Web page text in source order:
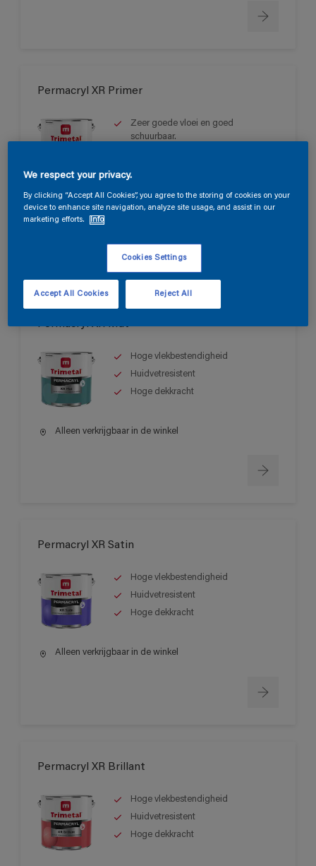
Permacryl XR Primer
Zeer goede vloei en goed
schuurbaar.
Sneldrogend met een goede
Alleen verkrijgbaar in de winkel
Permacryl XR Mat
Hoge vlekbestendigheid
Huidvetresistent
Hoge dekkracht
Alleen verkrijgbaar in de winkel
Permacryl XR Satin
Hoge vlekbestendigheid
Huidvetresistent
Hoge dekkracht
Alleen verkrijgbaar in de winkel
Permacryl XR Brillant
Hoge vlekbestendigheid
Huidvetresistent
Hoge dekkracht
We respect your privacy.
By clicking “Accept All Cookies”, you agree to the storing of cookies on your
device to enhance site navigation, analyze site usage, and assist in our
marketing efforts.
Info
Cookies Settings
Reject All
Accept All Cookies